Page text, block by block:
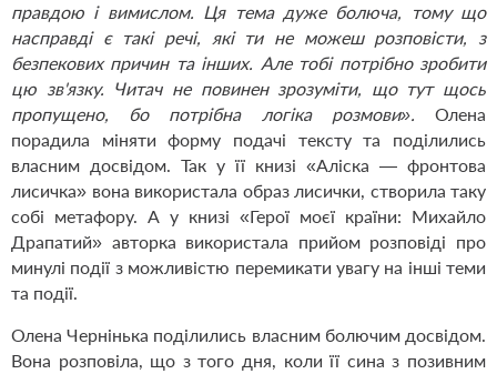
правдою і вимислом. Ця тема дуже болюча, тому що
насправді є такі речі, які ти не можеш розповісти, з
безпекових причин та інших. Але тобі потрібно зробити
цю зв'язку. Читач не повинен зрозуміти, що тут щось
пропущено, бо потрібна логіка розмови». Олена
порадила міняти форму подачі тексту та поділились
власним досвідом. Так у її книзі «Аліска — фронтова
лисичка» вона використала образ лисички, створила таку
собі метафору. А у книзі «Герої моєї країни: Михайло
Драпатий» авторка використала прийом розповіді про
минулі події з можливістю перемикати увагу на інші теми
та події.
Олена Чернінька поділились власним болючим досвідом.
Вона розповіла, що з того дня, коли її сина з позивним